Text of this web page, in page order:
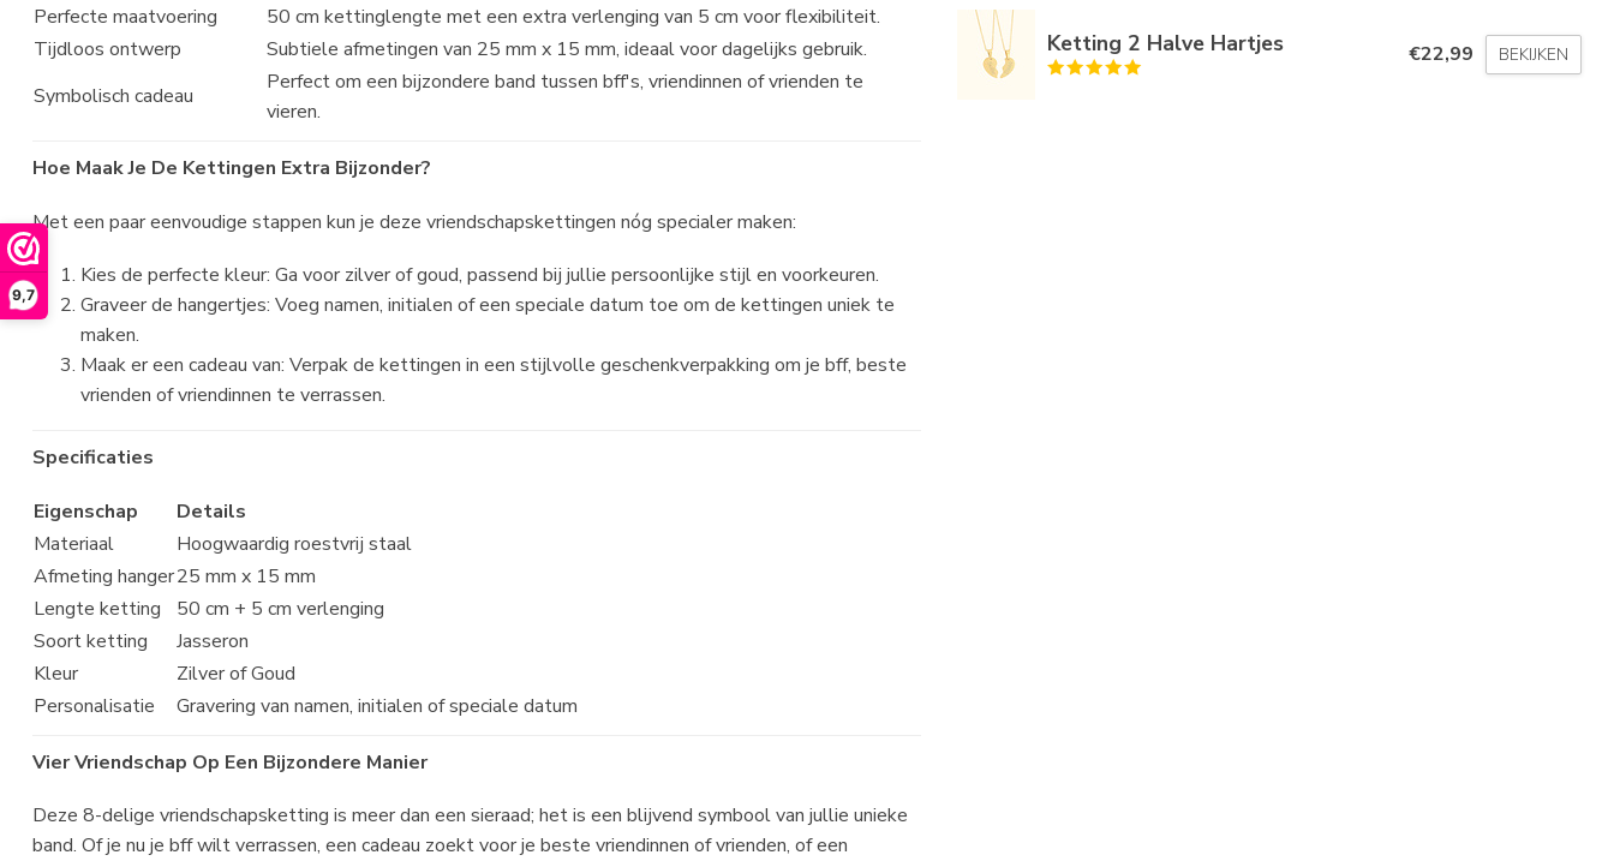
9,7
Perfecte maatvoering
50 cm kettinglengte met een extra verlenging van 5 cm voor flexibiliteit.
Tijdloos ontwerp
Subtiele afmetingen van 25 mm x 15 mm, ideaal voor dagelijks gebruik.
Symbolisch cadeau
Perfect om een bijzondere band tussen bff's, vriendinnen of vrienden te
vieren.
Hoe Maak Je De Kettingen Extra Bijzonder?
Met een paar eenvoudige stappen kun je deze vriendschapskettingen nóg specialer maken:
Kies de perfecte kleur: Ga voor zilver of goud, passend bij jullie persoonlijke stijl en voorkeuren.
Graveer de hangertjes: Voeg namen, initialen of een speciale datum toe om de kettingen uniek te
maken.
Maak er een cadeau van: Verpak de kettingen in een stijlvolle geschenkverpakking om je bff, beste
vrienden of vriendinnen te verrassen.
Specificaties
Eigenschap
Details
Materiaal
Hoogwaardig roestvrij staal
Afmeting hanger25 mm x 15 mm
Lengte ketting
50 cm + 5 cm verlenging
Soort ketting
Jasseron
Kleur
Zilver of Goud
Personalisatie
Gravering van namen, initialen of speciale datum
Vier Vriendschap Op Een Bijzondere Manier
Deze 8-delige vriendschapsketting is meer dan een sieraad; het is een blijvend symbool van jullie unieke
band. Of je nu je bff wilt verrassen, een cadeau zoekt voor je beste vriendinnen of vrienden, of een
Ketting 2 Halve Hartjes €22,99 BEKIJKEN